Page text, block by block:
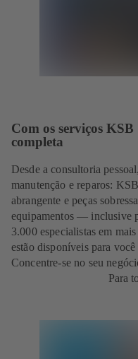
Com os serviços
completa
Desde a consultoria
manutenção e reparos:
abrangente e peças
equipamentos — inclusive
3.000 especialistas em
estão disponíveis para
Concentre-se no seu
Para